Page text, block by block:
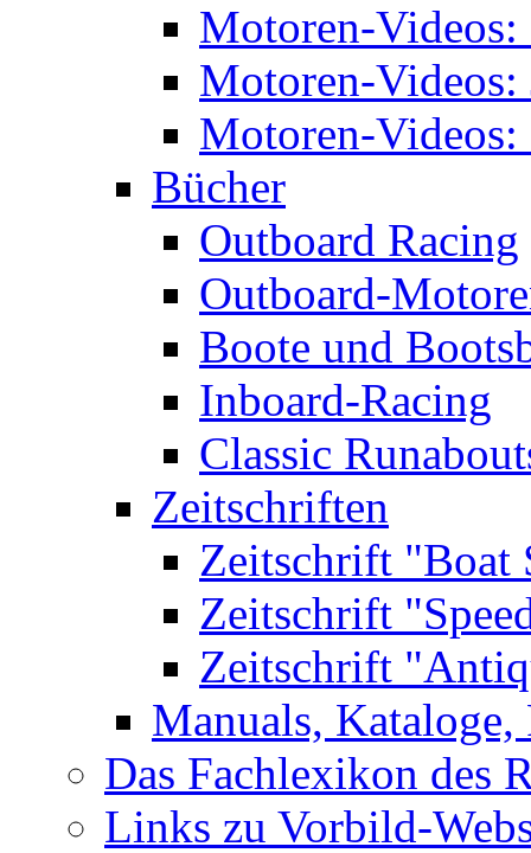
Motoren-
Motoren-Videos:
Motoren-Videos:
Bücher
Outboard Racing
Outboard-
Boote und
Inboard-Racing
Classic
Zeitschriften
Zeitschrift "Boat
Zeitschrift
Zeitschrift
Manuals, Kataloge,
Das Fachlexikon des
Links zu Vorbild-